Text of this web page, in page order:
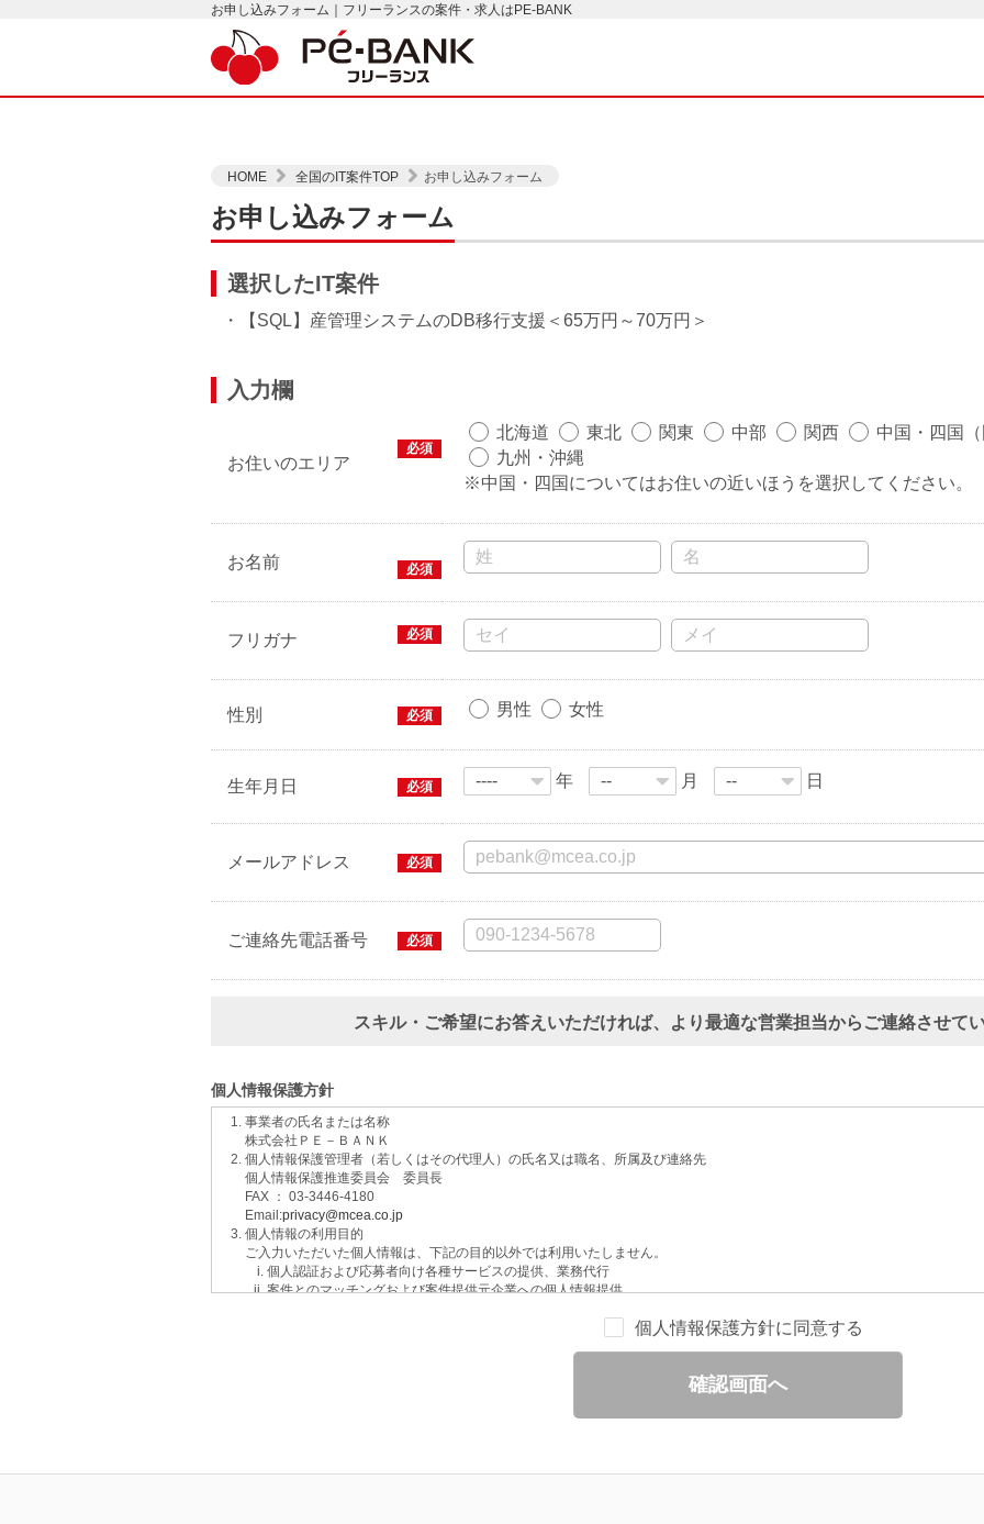
お申し込みフォーム｜フリーランスの案件・求人はPE-BANK
HOME 全国のIT案件TOP お申し込みフォーム
お申し込みフォーム
選択したIT案件
・【SQL】産管理システムのDB移行支援 65万円～70万円
入力欄
お住いのエリア
必須
北海道 東北 関東 中部 関西 中国・四国（
九州・沖縄
※中国・四国についてはお住いの近いほうを選択してください。
お名前 必須
フリガナ 必須
性別 必須 男性 女性
生年月日 必須 年 月 日
メールアドレス 必須
ご連絡先電話番号 必須
スキル・ご希望にお答えいただければ、より最適な営業担当からご連絡させて
個人情報保護方針
事業者の氏名または名称
株式会社ＰＥ－ＢＡＮＫ
個人情報保護管理者（若しくはその代理人）の氏名又は職名、所属及び連絡先
個人情報保護推進委員会 委員長
FAX ： 03-3446-4180
Email:privacy@mcea.co.jp
個人情報の利用目的
ご入力いただいた個人情報は、下記の目的以外では利用いたしません。
個人認証および応募者向け各種サービスの提供、業務代行
案件とのマッチングおよび案件提供元企業への個人情報提供
当社運営のウェブサイト訪問前にクリックされている広告の情報（クリック日や広告掲載サイトなど）を取得のうえ、情
取得した個人情報は法令等による場合を除いて第三者に提供することはありません。
保有個人データの開示等および問い合わせ窓口について
個人情報保護方針に同意する
確認画面へ